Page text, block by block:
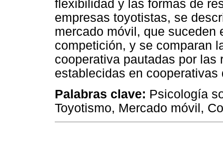
flexibilidad y las formas de
empresas toyotistas, se
mercado móvil, que suceden
competición, y se comparan
cooperativa pautadas por
establecidas en cooperativas
Palabras clave: Psicología
Toyotismo, Mercado móvil,